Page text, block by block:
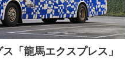
「龍馬エクスプレス」